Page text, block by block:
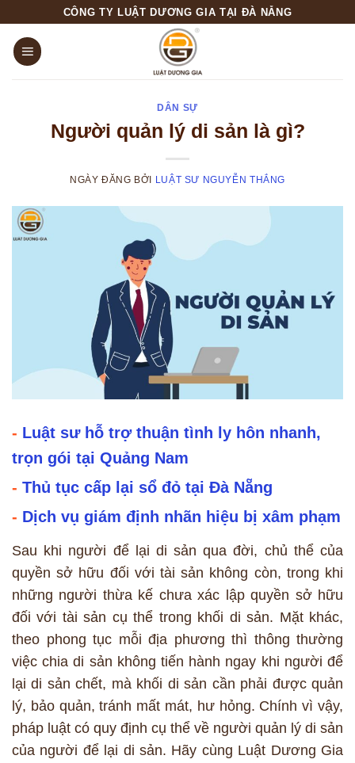
content
CÔNG TY LUẬT DƯƠNG GIA TẠI ĐÀ NẴNG
DÂN SỰ
Người quản lý di sản là gì?
NGÀY ĐĂNG BỞI LUẬT SƯ NGUYỄN THẮNG
- Luật sư hỗ trợ thuận tình ly hôn nhanh,
trọn gói tại Quảng Nam
- Thủ tục cấp lại sổ đỏ tại Đà Nẵng
- Dịch vụ giám định nhãn hiệu bị xâm phạm
Sau khi người để lại di sản qua đời, chủ thể của
quyền sở hữu đối với tài sản không còn, trong khi
những người thừa kế chưa xác lập quyền sở hữu
đối với tài sản cụ thể trong khối di sản. Mặt khác,
theo phong tục mỗi địa phương thì thông thường
việc chia di sản không tiến hành ngay khi người để
lại di sản chết, mà khối di sản cần phải được quản
lý, bảo quản, tránh mất mát, hư hỏng. Chính vì vậy,
pháp luật có quy định cụ thể về người quản lý di sản
của người để lại di sản. Hãy cùng Luật Dương Gia